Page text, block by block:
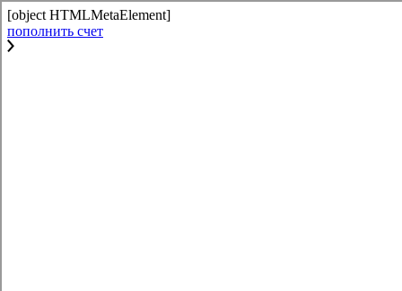
[object HTMLMetaElement]
пополнить счет